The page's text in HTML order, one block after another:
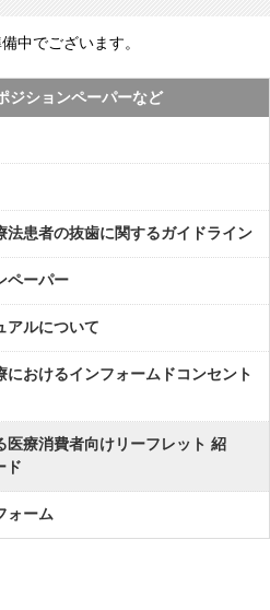
中でございます。
ジションペーパーなど
法患者の抜歯に関するガイドライン
ペーパー
アルについて
おけるインフォームドコンセント
医療消費者向けリーフレット 紹
ド
ォーム